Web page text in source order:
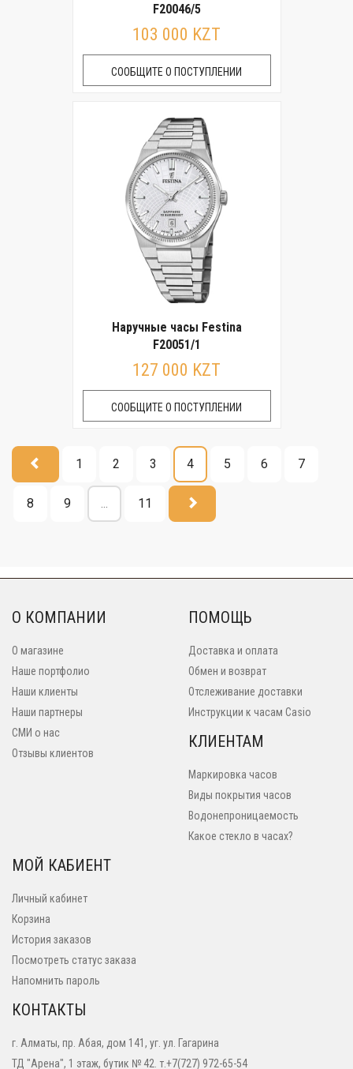
F20046/5
103 000 KZT
СООБЩИТЕ О ПОСТУПЛЕНИИ
Наручные часы Festina
F20051/1
127 000 KZT
СООБЩИТЕ О ПОСТУПЛЕНИИ
1 2 3 4 5 6 7
8 9 ... 11
О КОМПАНИИ
О магазине
Наше портфолио
Наши клиенты
Наши партнеры
СМИ о нас
Отзывы клиентов
ПОМОЩЬ
Доставка и оплата
Обмен и возврат
Отслеживание доставки
Инструкции к часам Casio
КЛИЕНТАМ
Маркировка часов
Виды покрытия часов
Водонепроницаемость
Какое стекло в часах?
МОЙ КАБИЕНТ
Личный кабинет
Корзина
История заказов
Посмотреть статус заказа
Напомнить пароль
КОНТАКТЫ
г. Алматы, пр. Абая, дом 141, уг. ул. Гагарина
ТД "Арена", 1 этаж, бутик № 42. т.+7(727) 972-65-54